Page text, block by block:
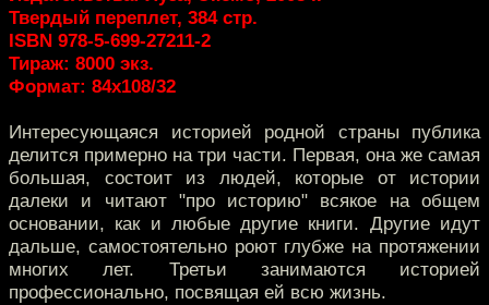
Твердый переплет, 384 стр.
ISBN 978-5-699-27211-2
Тираж: 8000 экз.
Формат: 84x108/32
Интересующаяся историей родной страны публика
делится примерно на три части. Первая, она же самая
большая, состоит из людей, которые от истории
далеки и читают "про историю" всякое на общем
основании, как и любые другие книги. Другие идут
дальше, самостоятельно роют глубже на протяжении
многих лет. Третьи занимаются историей
профессионально, посвящая ей всю жизнь.